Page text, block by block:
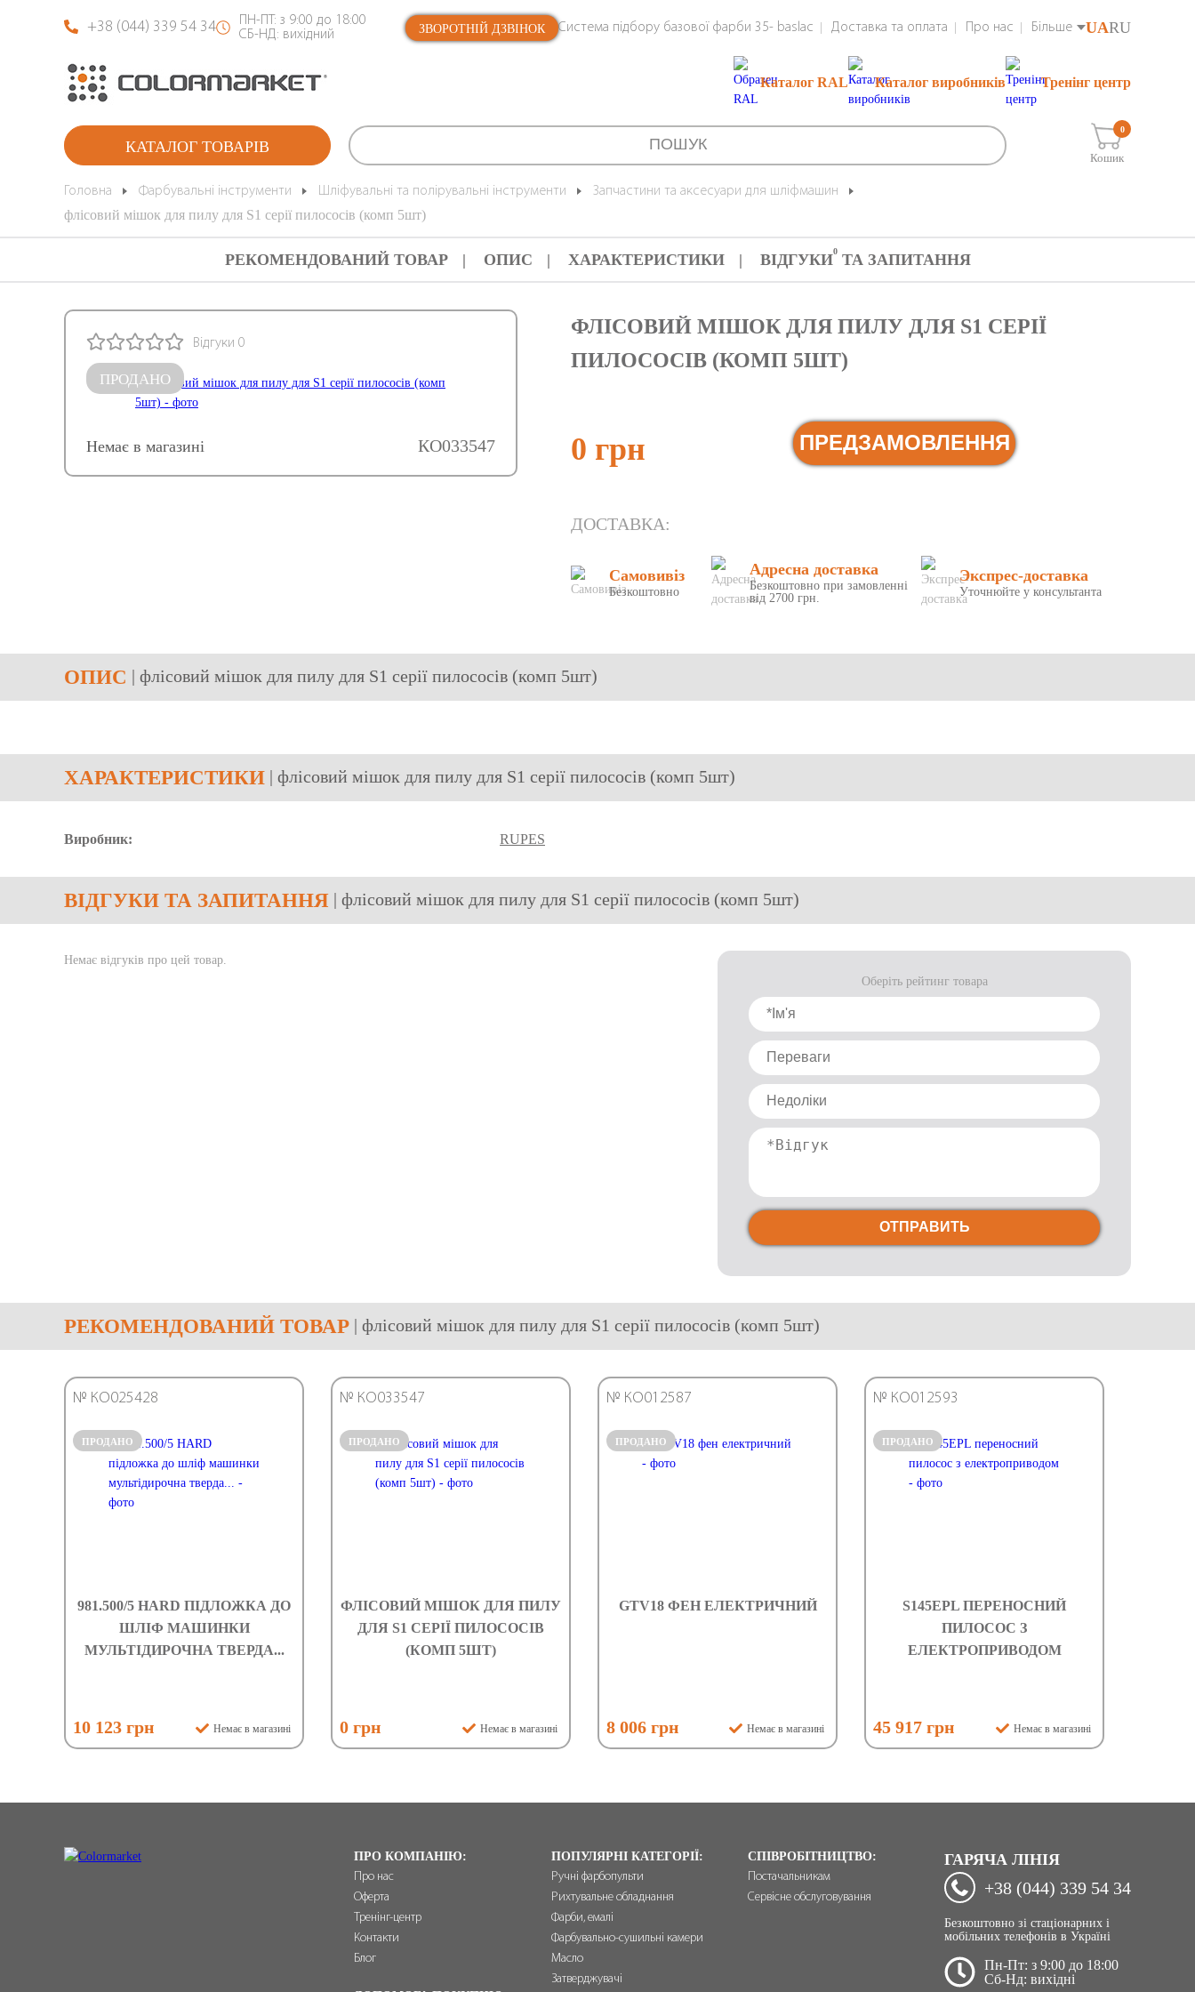
+38 (044) 339 54 34
ПН-ПТ: з 9:00 до 18:00
СБ-НД: вихідний
ЗВОРОТНІЙ ДЗВІНОК Система підбору базової фарби 35- baslac Доставка та оплата Про нас Більше UARU
Каталог RAL Каталог виробників Тренінг центр
КАТАЛОГ ТОВАРІВ
Кошик
0
Головна Фарбувальні інструменти Шліфувальні та полірувальні інструменти Запчастини та аксесуари для шліфмашин
флісовий мішок для пилу для S1 серії пилососів (комп 5шт)
РЕКОМЕНДОВАНИЙ ТОВАР ОПИС ХАРАКТЕРИСТИКИ ВІДГУКИ0 ТА ЗАПИТАННЯ
Відгуки 0
КО033547
Немає в магазині
ПРОДАНО
ФЛІСОВИЙ МІШОК ДЛЯ ПИЛУ ДЛЯ S1 СЕРІЇ
ПИЛОСОСІВ (КОМП 5ШТ)
0 грн ПРЕДЗАМОВЛЕННЯ
ДОСТАВКА:
Самовивіз
Безкоштовно
Адресна доставка
Безкоштовно при замовленні
від 2700 грн.
Экспрес-доставка
Уточнюйте у консультанта
ОПИС | флісовий мішок для пилу для S1 серії пилососів (комп 5шт)
ХАРАКТЕРИСТИКИ | флісовий мішок для пилу для S1 серії пилососів (комп 5шт)
Виробник: RUPES
ВІДГУКИ ТА ЗАПИТАННЯ | флісовий мішок для пилу для S1 серії пилососів (комп 5шт)
Немає відгуків про цей товар.
Оберіть рейтинг товара
ОТПРАВИТЬ
РЕКОМЕНДОВАНИЙ ТОВАР | флісовий мішок для пилу для S1 серії пилососів (комп 5шт)
ПРОДАНО
№ КО025428
981.500/5 HARD ПІДЛОЖКА ДО
ШЛІФ МАШИНКИ
МУЛЬТІДИРОЧНА ТВЕРДА...
10 123 грн Немає в магазині
ПРОДАНО
№ КО033547
ФЛІСОВИЙ МІШОК ДЛЯ ПИЛУ
ДЛЯ S1 СЕРІЇ ПИЛОСОСІВ
(КОМП 5ШТ)
0 грн Немає в магазині
ПРОДАНО
№ КО012587
GTV18 ФЕН ЕЛЕКТРИЧНИЙ
8 006 грн Немає в магазині
ПРОДАНО
№ КО012593
S145ЕPL ПЕРЕНОСНИЙ
ПИЛОСОС З
ЕЛЕКТРОПРИВОДОМ
45 917 грн Немає в магазині
ПРО КОМПАНІЮ:
Про нас
Оферта
Тренінг-центр
Контакти
Блог
ПОПУЛЯРНІ КАТЕГОРІЇ:
Ручні фарбопульти
Рихтувальне обладнання
Фарби, емалі
Фарбувально-сушильні камери
Масло
Затверджувачі
СПІВРОБІТНИЦТВО:
Постачальникам
Сервісне обслуговування
ГАРЯЧА ЛІНІЯ
+38 (044) 339 54 34
Безкоштовно зі стаціонарних і
мобільних телефонів в Україні
Пн-Пт: з 9:00 до 18:00
Сб-Нд: вихідні